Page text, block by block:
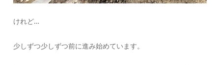
けれど…
少しずつ少しずつ前に進み始めています。